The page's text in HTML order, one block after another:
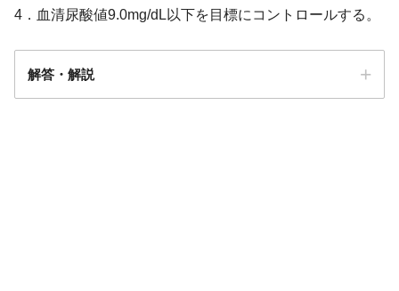
4．血清尿酸値9.0mg/dL以下を目標にコントロールする。
解答・解説